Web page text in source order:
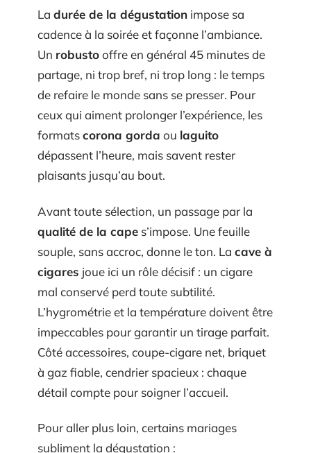
La durée de la dégustation impose sa
cadence à la soirée et façonne l’ambiance.
Un robustooffre en général 45 minutes de
partage, ni trop bref, ni trop long : le temps
de refaire le monde sans se presser. Pour
ceux qui aiment prolonger l’expérience, les
formatscorona gorda ou laguito
dépassent l’heure, mais savent rester
plaisants jusqu’au bout.
Avant toute sélection, un passage par la
qualité de la cape s’impose. Une feuille
souple, sans accroc, donne le ton. La cave à
cigares joue ici un rôle décisif : un cigare
mal conservé perd toute subtilité.
L’hygrométrie et la température doivent être
impeccables pour garantir un tirage parfait.
Côté accessoires, coupe-cigare net, briquet
à gaz fiable, cendrier spacieux : chaque
détail compte pour soigner l’accueil.
Pour aller plus loin, certains mariages
subliment la dégustation :